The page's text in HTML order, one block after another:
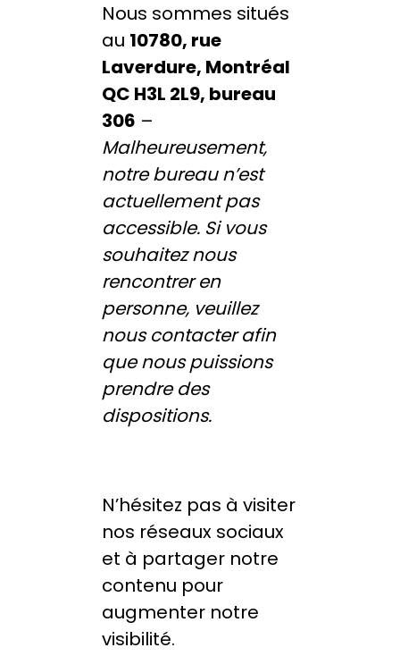
Nous sommes situés
au 10780, rue
Laverdure, Montréal
QC H3L 2L9, bureau
306 –
Malheureusement,
notre bureau n’est
actuellement pas
accessible. Si vous
souhaitez nous
rencontrer en
personne, veuillez
nous contacter afin
que nous puissions
prendre des
dispositions.
N’hésitez pas à visiter
nos réseaux sociaux
et à partager notre
contenu pour
augmenter notre
visibilité.